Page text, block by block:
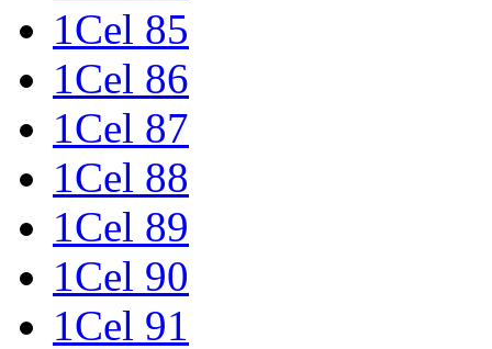
1Cel 85
1Cel 86
1Cel 87
1Cel 88
1Cel 89
1Cel 90
1Cel 91